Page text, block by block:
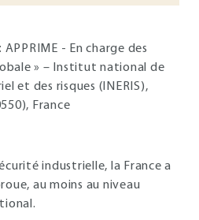
: APPRIME - En charge des
» – Institut national de
et des risques (INERIS),
France
industrielle, la France a
au moins au niveau